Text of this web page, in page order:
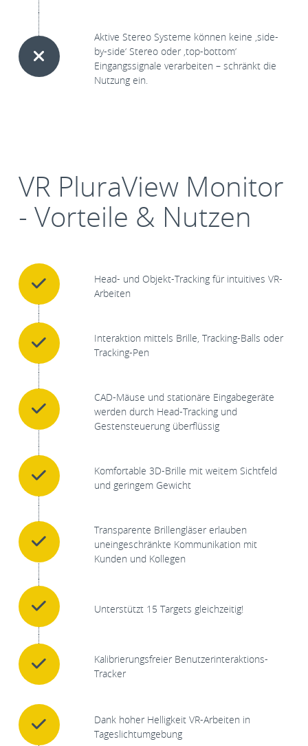
Aktive Stereo Systeme können keine ‚side-
by-side‘ Stereo oder ‚top-bottom‘
Eingangssignale verarbeiten – schränkt die
Nutzung ein.
VR PluraView Monitor
- Vorteile & Nutzen
Head- und Objekt-Tracking für intuitives VR-
Arbeiten
Interaktion mittels Brille, Tracking-Balls oder
Tracking-Pen
CAD-Mäuse und stationäre Eingabegeräte
werden durch Head-Tracking und
Gestensteuerung überflüssig
Komfortable 3D-Brille mit weitem Sichtfeld
und geringem Gewicht
Transparente Brillengläser erlauben
uneingeschränkte Kommunikation mit
Kunden und Kollegen
Unterstützt 15 Targets gleichzeitig!
Kalibrierungsfreier Benutzerinteraktions-
Tracker
Dank hoher Helligkeit VR-Arbeiten in
Tageslichtumgebung